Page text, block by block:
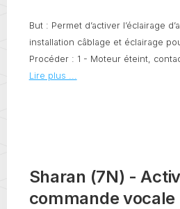
But : Permet d’activer l’éclairage
installation câblage et éclairage
Procéder : 1 - Moteur éteint,
Lire plus ...
Sharan (7N) -
commande vocale